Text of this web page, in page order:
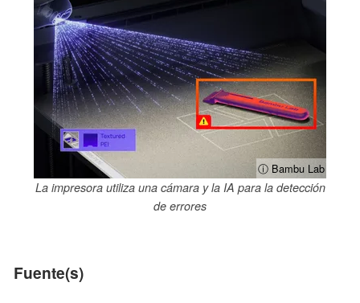
ⓘ Bambu Lab
La impresora utiliza una cámara y la IA para la detección
de errores
Fuente(s)